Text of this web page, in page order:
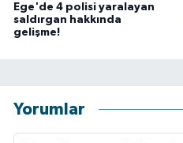
Ege'de 4 polisi yaralayan
saldırgan hakkında
gelişme!
Yorumlar